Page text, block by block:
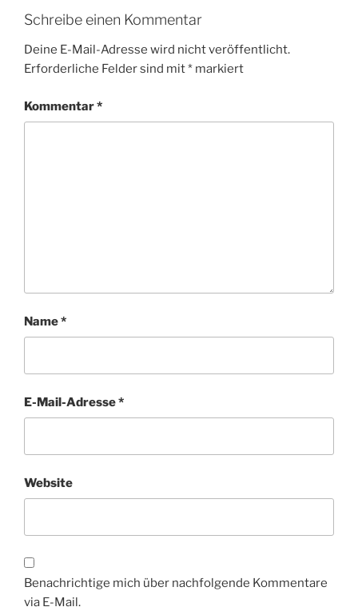
Schreibe einen Kommentar
Deine E-Mail-Adresse wird nicht veröffentlicht.
Erforderliche Felder sind mit* markiert
Kommentar*
Name*
E-Mail-Adresse*
Website
Benachrichtige mich über nachfolgende Kommentare
via E-Mail.